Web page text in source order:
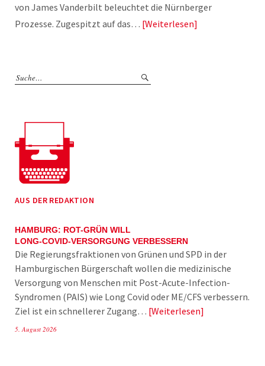
von James Vanderbilt beleuchtet die Nürnberger
Prozesse. Zugespitzt auf das… Weiterlesen
AUS DER REDAKTION
HAMBURG: ROT-GRÜN WILL
LONG-COVID-VERSORGUNG VERBESSERN
Die Regierungsfraktionen von Grünen und SPD in der
Hamburgischen Bürgerschaft wollen die medizinische
Versorgung von Menschen mit Post-Acute-Infection-
Syndromen (PAIS) wie Long Covid oder ME/CFS verbessern.
Ziel ist ein schnellerer Zugang… Weiterlesen
5. August 2026